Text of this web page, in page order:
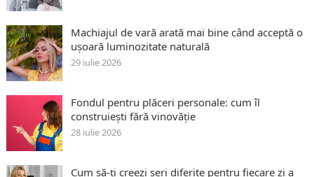
Machiajul de vară arată mai bine când acceptă o
ușoară luminozitate naturală
29 iulie 2026
Fondul pentru plăceri personale: cum îl
construiești fără vinovăție
28 iulie 2026
Cum să-ți creezi seri diferite pentru fiecare zi a